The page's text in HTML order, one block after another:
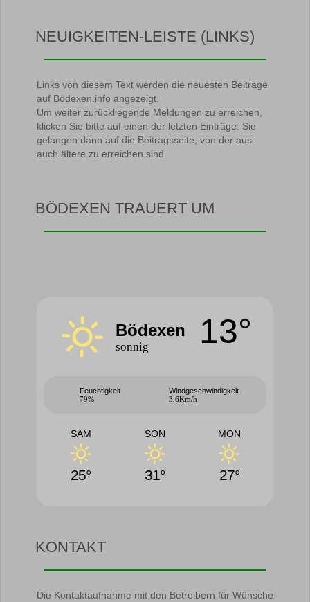
NEUIGKEITEN-LEISTE (LINKS)
Links von diesem Text werden die neuesten Beiträge
auf Bödexen.info angezeigt.
Um weiter zurückliegende Meldungen zu erreichen,
klicken Sie bitte auf einen der letzten Einträge. Sie
gelangen dann auf die Beitragsseite, von der aus
auch ältere zu erreichen sind.
BÖDEXEN TRAUERT UM
Bödexen
sonnig 13°
Feuchtigkeit
79%
Windgeschwindigkeit
3.6Km/h
SAM
25°
SON
31°
MON
27°
KONTAKT
Die Kontaktaufnahme mit den Betreibern für Wünsche